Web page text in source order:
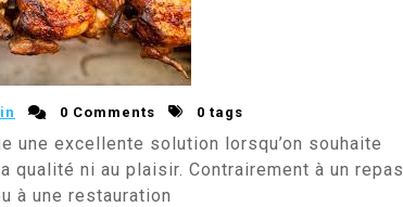
0 Comments 0 tags
une excellente solution lorsqu’on souhaite
qualité ni au plaisir. Contrairement à un repas
à une restauration